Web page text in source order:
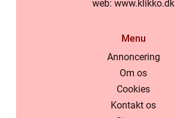
web: www.klikko.dk
Menu
Annoncering
Om os
Cookies
Kontakt os